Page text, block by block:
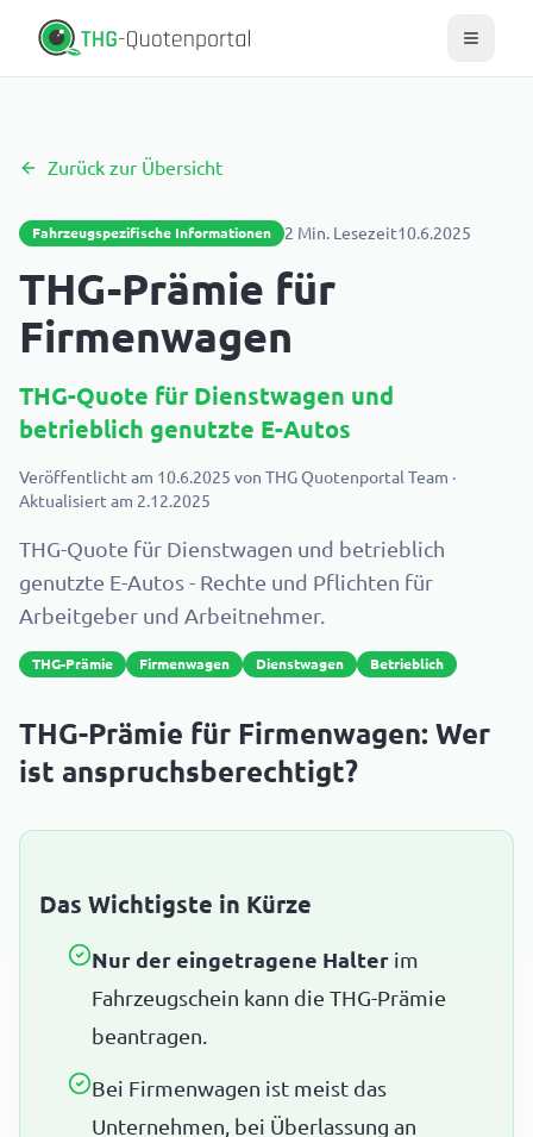
Zurück zur Übersicht
Fahrzeugspezifische Informationen 2 Min. Lesezeit10.6.2025
THG-Prämie für
Firmenwagen
THG-Quote für Dienstwagen und
betrieblich genutzte E-Autos
Veröffentlicht am 10.6.2025 von THG Quotenportal Team ·
Aktualisiert am 2.12.2025
THG-Quote für Dienstwagen und betrieblich
genutzte E-Autos - Rechte und Pflichten für
Arbeitgeber und Arbeitnehmer.
THG-Prämie Firmenwagen Dienstwagen Betrieblich
THG-Prämie für Firmenwagen: Wer
ist anspruchsberechtigt?
Das Wichtigste in Kürze
Nur der eingetragene Halter im
Fahrzeugschein kann die THG-Prämie
beantragen.
Bei Firmenwagen ist meist das
Unternehmen, bei Überlassung an